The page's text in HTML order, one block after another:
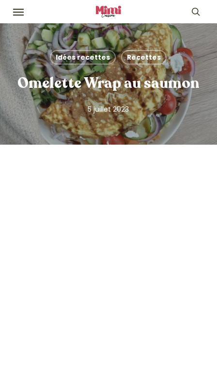
Skip
main
content
Menu
Idées recettes Recettes
Omelette Wrap au saumon
5 juillet 2023